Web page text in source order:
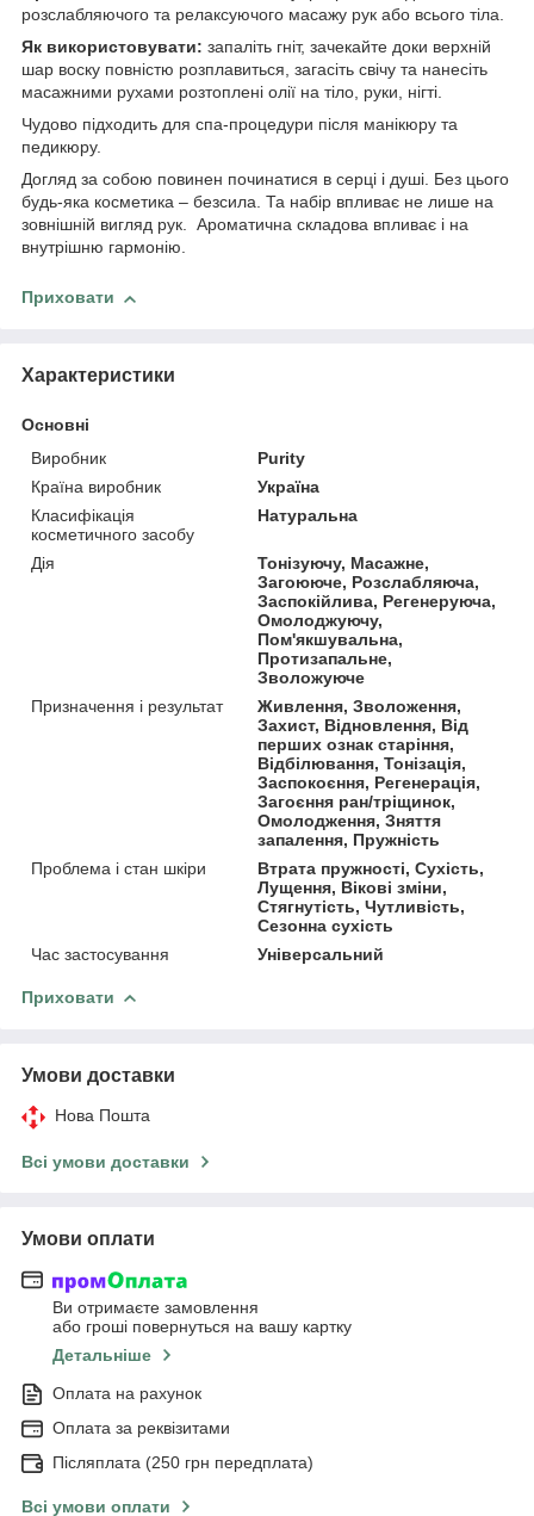
розслабляючого та релаксуючого масажу рук або всього тіла.
Як використовувати: запаліть гніт, зачекайте доки верхній
шар воску повністю розплавиться, загасіть свічу та нанесіть
масажними рухами розтоплені олії на тіло, руки, нігті.
Чудово підходить для спа-процедури після манікюру та
педикюру.
Догляд за собою повинен починатися в серці і душі. Без цього
будь-яка косметика – безсила. Та набір впливає не лише на
зовнішній вигляд рук. Ароматична складова впливає і на
внутрішню гармонію.
Приховати
Характеристики
Основні
Виробник
Purity
Країна виробник
Україна
Класифікація
косметичного засобу
Натуральна
Дія
Тонізуючу, Масажне,
Загоююче, Розслабляюча,
Заспокійлива, Регенеруюча,
Омолоджуючу,
Пом'якшувальна,
Протизапальне,
Зволожуюче
Призначення і результат
Живлення, Зволоження,
Захист, Відновлення, Від
перших ознак старіння,
Відбілювання, Тонізація,
Заспокоєння, Регенерація,
Загоєння ран/тріщинок,
Омолодження, Зняття
запалення, Пружність
Проблема і стан шкіри
Втрата пружності, Сухість,
Лущення, Вікові зміни,
Стягнутість, Чутливість,
Сезонна сухість
Час застосування
Універсальний
Приховати
Умови доставки
Нова Пошта
Всі умови доставки
Умови оплати
Ви отримаєте замовлення
або гроші повернуться на вашу картку
Детальніше
Оплата на рахунок
Оплата за реквізитами
Післяплата (250 грн передплата)
Всі умови оплати